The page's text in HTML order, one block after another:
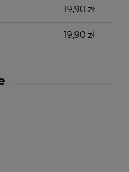
19,90 zł
19,90 zł